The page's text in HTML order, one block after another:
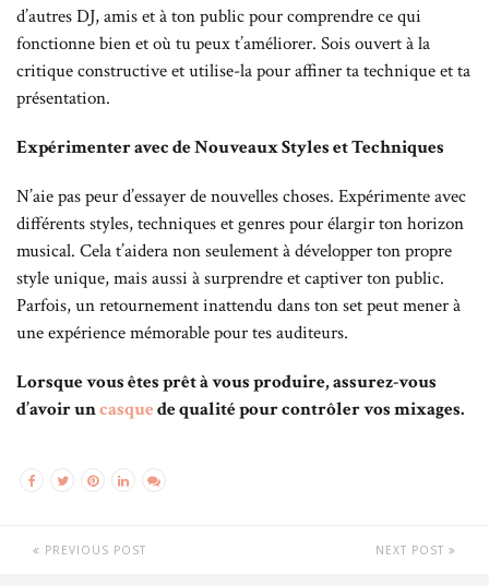
d’autres DJ, amis et à ton public pour comprendre ce qui
fonctionne bien et où tu peux t’améliorer. Sois ouvert à la
critique constructive et utilise-la pour affiner ta technique et ta
présentation.
Expérimenter avec de Nouveaux Styles et Techniques
N’aie pas peur d’essayer de nouvelles choses. Expérimente avec
différents styles, techniques et genres pour élargir ton horizon
musical. Cela t’aidera non seulement à développer ton propre
style unique, mais aussi à surprendre et captiver ton public.
Parfois, un retournement inattendu dans ton set peut mener à
une expérience mémorable pour tes auditeurs.
Lorsque vous êtes prêt à vous produire, assurez-vous
d’avoir uncasquede qualité pour contrôler vos mixages.
PREVIOUS POST NEXT POST